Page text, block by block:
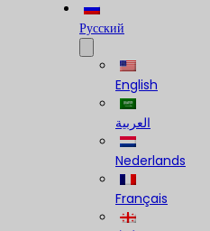
Русский
English
العربية
Nederlands
Français